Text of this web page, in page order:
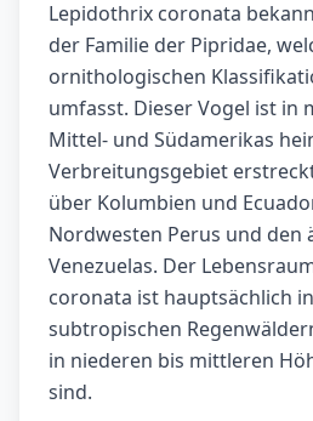
Lepidothrix coronata
der Familie der Pipridae,
ornithologischen
umfasst. Dieser Vogel ist in
Mittel- und Südamerikas
Verbreitungsgebiet
über Kolumbien und
Nordwesten Perus und den
Venezuelas. Der
coronata ist hauptsächlich
subtropischen
in niederen bis mittleren
sind.